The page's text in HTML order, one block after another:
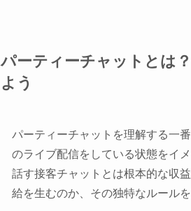
パーティーチャットとは
よう
パーティーチャットを理解する一
のライブ配信をしている状態をイ
話す接客チャットとは根本的な収
給を生むのか、その独特なルール